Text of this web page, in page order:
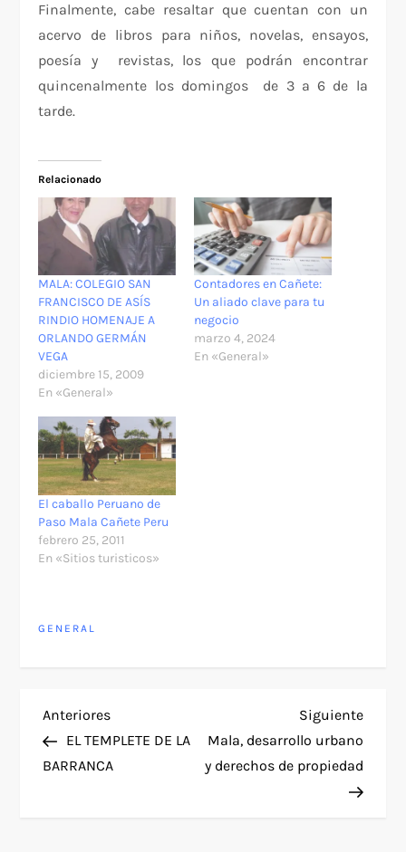
Finalmente, cabe resaltar que cuentan con un
acervo de libros para niños, novelas, ensayos,
poesía y revistas, los que podrán encontrar
quincenalmente los domingos de 3 a 6 de la
tarde.
Relacionado
MALA: COLEGIO SAN
FRANCISCO DE ASÍS
RINDIO HOMENAJE A
ORLANDO GERMÁN
VEGA
diciembre 15, 2009
En «General»
Contadores en Cañete:
Un aliado clave para tu
negocio
marzo 4, 2024
En «General»
El caballo Peruano de
Paso Mala Cañete Peru
febrero 25, 2011
En «Sitios turisticos»
GENERAL
N
a
Entrada
anterior
Anteriores
EL TEMPLETE DE LA
BARRANCA
Siguiente
Mala, desarrollo urbano
y derechos de propiedad